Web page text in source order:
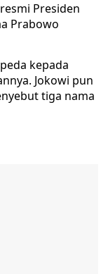
Presiden
Prabowo
kepada
Jokowi pun
tiga nama